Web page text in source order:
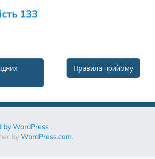
133
Правила прийому
by WordPress
by WordPress.com.